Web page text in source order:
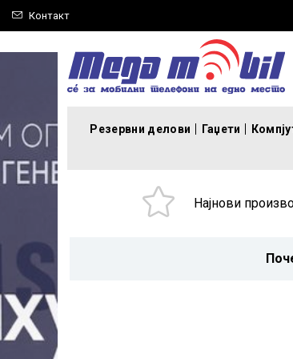
Контакт
Резервни делови Гаџети
Најнови